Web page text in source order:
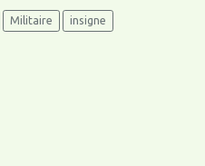
Militaire insigne